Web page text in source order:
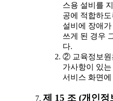
스용 설비를
공에 적합하
설비에 장애
쓰게 된 경우
다.
② 교육정보원
가사항이 있
서비스 화면
제 15 조 (개인정